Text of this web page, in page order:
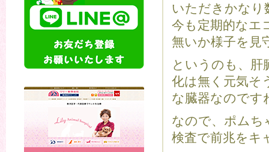
いただきかなり
今も定期的なエ
無いか様子を見
というのも、肝
化は無く元気そ
な臓器なのです
なので、ポムち
検査で前兆をキ